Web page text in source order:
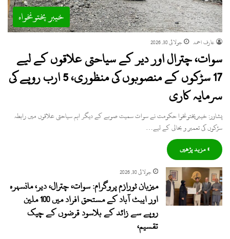
خیبر پختونخواہ
عارف احمد جولائی 30, 2026
سوات، چترال اور دیر کے سیاحتی علاقوں کے لیے
17 سڑکوں کے منصوبوں کی منظوری، 5 ارب روپے کی
سرمایہ کاری
پشاور: خیبرپختونخوا حکومت نے سوات سمیت صوبے کے دیگر اہم سیاحتی علاقوں میں رابطہ
سڑکوں کی تعمیر و بحالی کے لیے…
» مزید پڑھیں
جولائی 30, 2026
میزبان ٹورازم پروگرام: سوات، چترال، دیر، مانسہرہ
اور ایبٹ آباد کے مستحق افراد میں 100 ملین
روپے سے زائد کے بلاسود قرضوں کے چیک
تقسیم،